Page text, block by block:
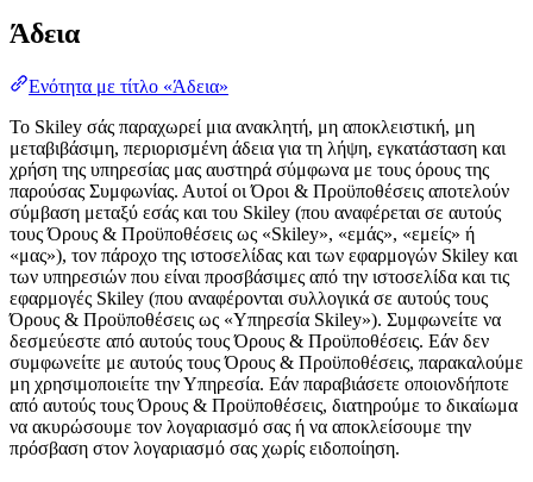
Άδεια
Ενότητα με τίτλο «Άδεια»
Το Skiley σάς παραχωρεί μια ανακλητή, μη αποκλειστική, μη
μεταβιβάσιμη, περιορισμένη άδεια για τη λήψη, εγκατάσταση και
χρήση της υπηρεσίας μας αυστηρά σύμφωνα με τους όρους της
παρούσας Συμφωνίας. Αυτοί οι Όροι & Προϋποθέσεις αποτελούν
σύμβαση μεταξύ εσάς και του Skiley (που αναφέρεται σε αυτούς
τους Όρους & Προϋποθέσεις ως «Skiley», «εμάς», «εμείς» ή
«μας»), τον πάροχο της ιστοσελίδας και των εφαρμογών Skiley και
των υπηρεσιών που είναι προσβάσιμες από την ιστοσελίδα και τις
εφαρμογές Skiley (που αναφέρονται συλλογικά σε αυτούς τους
Όρους & Προϋποθέσεις ως «Υπηρεσία Skiley»). Συμφωνείτε να
δεσμεύεστε από αυτούς τους Όρους & Προϋποθέσεις. Εάν δεν
συμφωνείτε με αυτούς τους Όρους & Προϋποθέσεις, παρακαλούμε
μη χρησιμοποιείτε την Υπηρεσία. Εάν παραβιάσετε οποιονδήποτε
από αυτούς τους Όρους & Προϋποθέσεις, διατηρούμε το δικαίωμα
να ακυρώσουμε τον λογαριασμό σας ή να αποκλείσουμε την
πρόσβαση στον λογαριασμό σας χωρίς ειδοποίηση.